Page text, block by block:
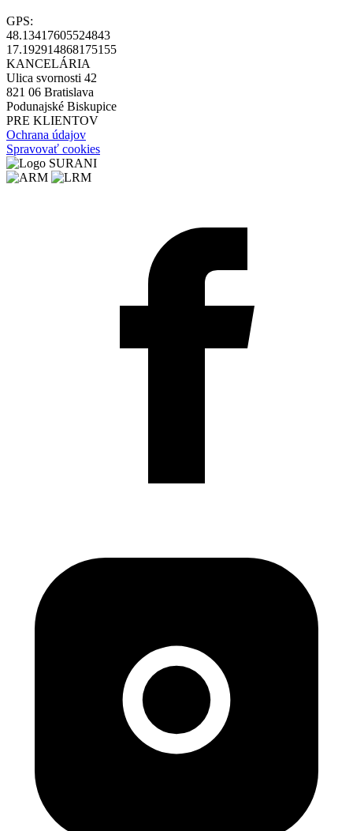
GPS:
48.13417605524843
17.192914868175155
KANCELÁRIA
Ulica svornosti 42
821 06 Bratislava
Podunajské Biskupice
PRE KLIENTOV
Ochrana údajov
Spravovať cookies